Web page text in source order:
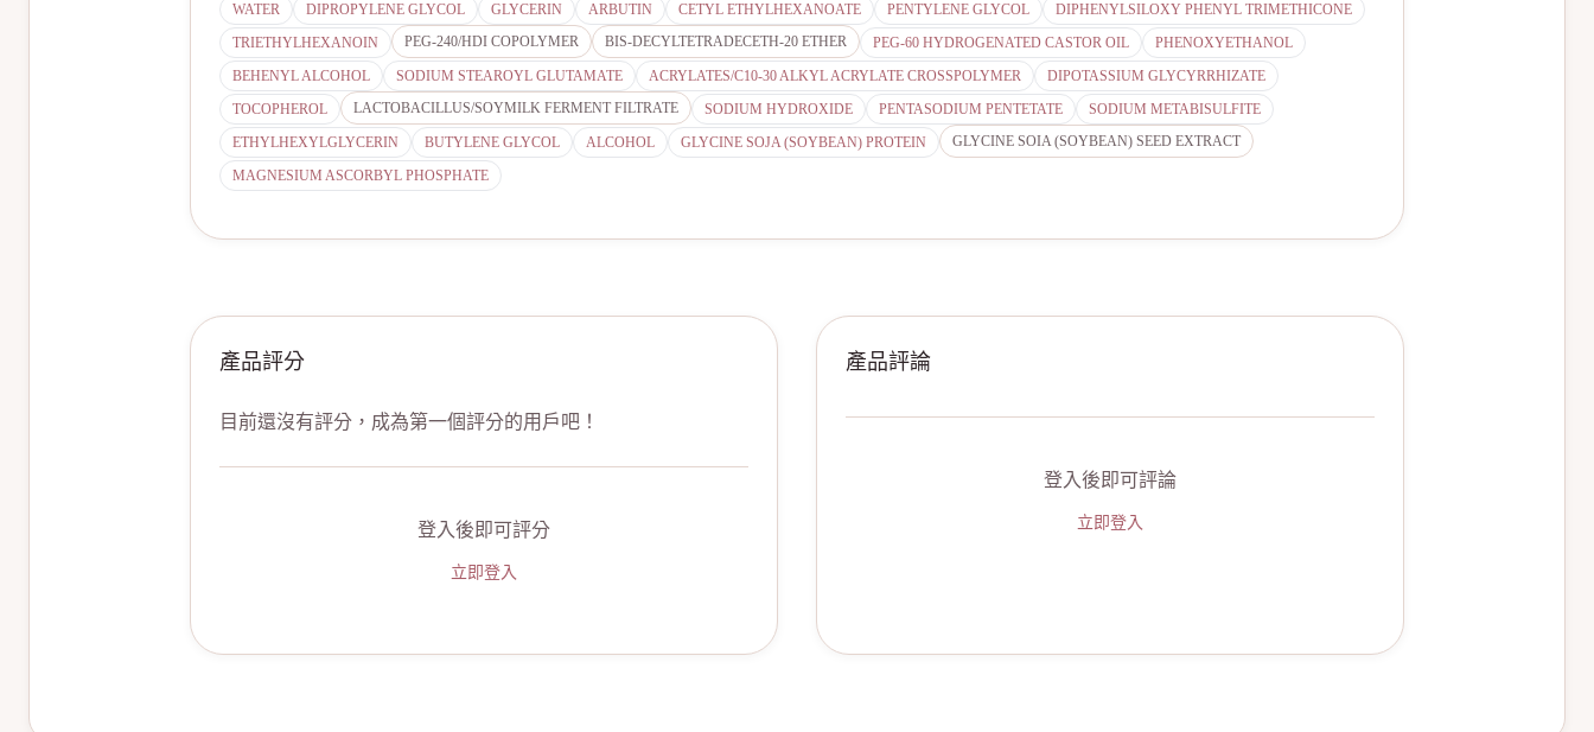
WATER DIPROPYLENE GLYCOL GLYCERIN ARBUTIN CETYL ETHYLHEXANOATE PENTYLENE GLYCOL
DIPHENYLSILOXY PHENYL TRIMETHICONE
TRIETHYLHEXANOIN
PEG-240/HDI COPOLYMER BIS-DECYLTETRADECETH-20 ETHER PEG-60 HYDROGENATED CASTOR OIL
PHENOXYETHANOL
BEHENYL ALCOHOL
SODIUM STEAROYL GLUTAMATE ACRYLATES/C10-30 ALKYL ACRYLATE CROSSPOLYMER
DIPOTASSIUM GLYCYRRHIZATE
TOCOPHEROL
LACTOBACILLUS/SOYMILK FERMENT FILTRATE SODIUM HYDROXIDE PENTASODIUM PENTETATE
SODIUM METABISULFITE
ETHYLHEXYLGLYCERIN
BUTYLENE GLYCOL ALCOHOL GLYCINE SOJA (SOYBEAN) PROTEIN GLYCINE SOIA (SOYBEAN) SEED EXTRACT
MAGNESIUM ASCORBYL PHOSPHATE
產品評分
目前還沒有評分，成為第一個評分的用戶吧！
登入後即可評分
立即登入
產品評論
登入後即可評論
立即登入